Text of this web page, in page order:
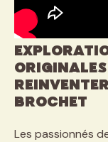
originales
brochet
Les passionnés